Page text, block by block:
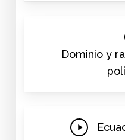
Dominio y
Play